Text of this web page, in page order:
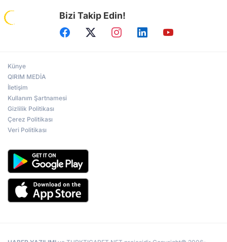
Bizi Takip Edin!
Künye
QIRIM MEDİA
İletişim
Kullanım Şartnamesi
Gizlilik Politikası
Çerez Politikası
Veri Politikası